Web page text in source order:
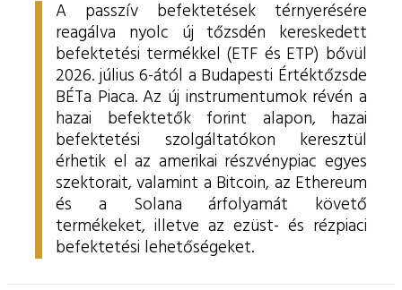
A passzív befektetések térnyerésére
reagálva nyolc új tőzsdén kereskedett
befektetési termékkel (ETF és ETP) bővül
2026. július 6-ától a Budapesti Értéktőzsde
BÉTa Piaca. Az új instrumentumok révén a
hazai befektetők forint alapon, hazai
befektetési szolgáltatókon keresztül
érhetik el az amerikai részvénypiac egyes
szektorait, valamint a Bitcoin, az Ethereum
és a Solana árfolyamát követő
termékeket, illetve az ezüst- és rézpiaci
befektetési lehetőségeket.